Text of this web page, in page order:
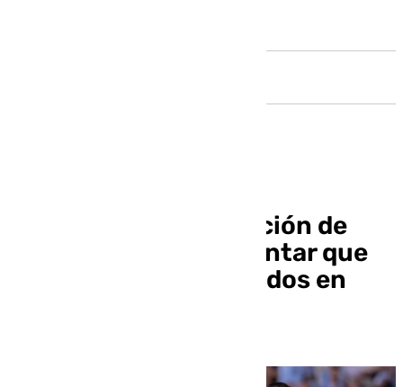
Funes aclara la situación de
Rafita: «Vamos a intentar que
pueda jugar dos partidos en